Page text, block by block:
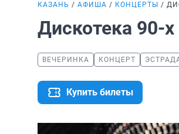
КАЗАНЬ АФИША КОНЦЕРТЫ
Дискотека 90-х
ВЕЧЕРИНКА КОНЦЕРТ
Купить билеты